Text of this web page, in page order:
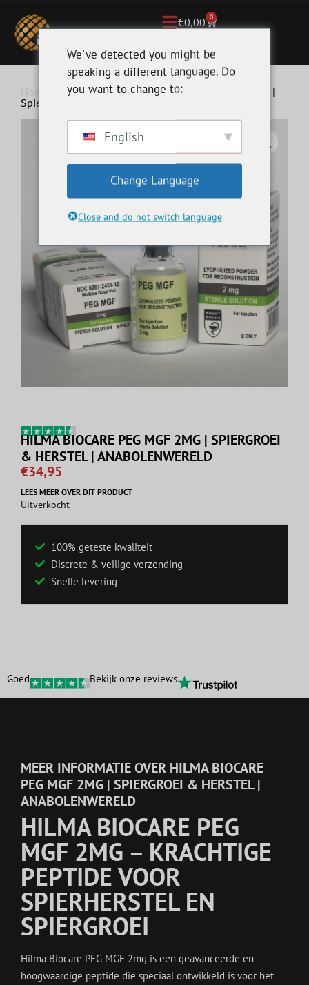
€0,00 0
Hilma Biocare/ Hilma Biocare PEG MGF 2mg |
Spiergroei & Herstel | Anabolenwereld
HILMA BIOCARE PEG MGF 2MG | SPIERGROEI
& HERSTEL | ANABOLENWERELD
€34,95
LEES MEER OVER DIT PRODUCT
Uitverkocht
100% geteste kwaliteit
Discrete & veilige verzending
Snelle levering
Goed Bekijk onze reviews
MEER INFORMATIE OVER HILMA BIOCARE
PEG MGF 2MG | SPIERGROEI & HERSTEL |
ANABOLENWERELD
HILMA BIOCARE PEG
MGF 2MG – KRACHTIGE
PEPTIDE VOOR
SPIERHERSTEL EN
SPIERGROEI
Hilma Biocare PEG MGF 2mg is een geavanceerde en
hoogwaardige peptide die speciaal ontwikkeld is voor het
We've detected you might be
speaking a different language. Do
you want to change to:
English
Change Language
Close and do not switch language